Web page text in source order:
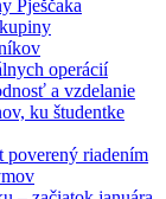
Pješčaka
operácií
a vzdelanie
ku študentke
riadením